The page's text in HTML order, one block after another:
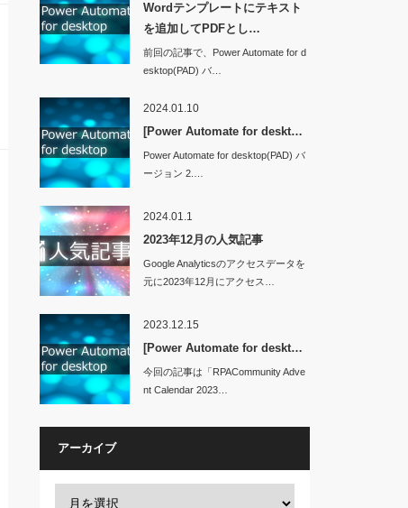
Wordテンプレートにテキスト
を追加してPDFとし…
前回の記事で、Power Automate for d
esktop(PAD) バ…
2024.01.10
[Power Automate for deskt…
Power Automate for desktop(PAD) バ
ージョン 2.…
2024.01.1
2023年12月の人気記事
Google Analyticsのアクセスデータを
元に2023年12月にアクセス…
2023.12.15
[Power Automate for deskt…
今回の記事は「RPACommunity Adve
nt Calendar 2023…
アーカイブ